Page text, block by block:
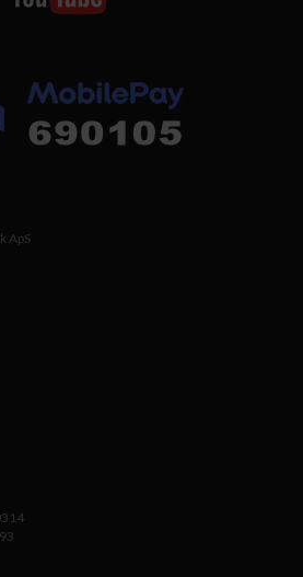
ApS